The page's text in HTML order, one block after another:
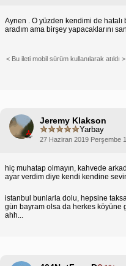
Aynen . O yüzden kendimi de hatalı
aradım ama birşey yapacaklarını
< Bu ileti mobil sürüm kullanılarak atıldı >
Jeremy Klakson
Yarbay
27 Haziran 2019 Perşembe
hiç muhatap olmayın, kahvede
ayar verdim diye kendi kendine
istanbul bunlarla dolu, hepsine
gün bayram olsa da herkes köyüne
ahh...